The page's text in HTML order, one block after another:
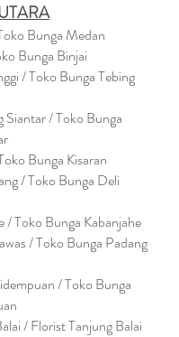
Bunga Medan
Bunga Binjai
/ Toko Bunga Tebing
Siantar / Toko Bunga
Bunga Kisaran
/ Toko Bunga Deli
/ Toko Bunga Kabanjahe
/ Toko Bunga Padang
/ Toko Bunga
/ Florist Tanjung Balai